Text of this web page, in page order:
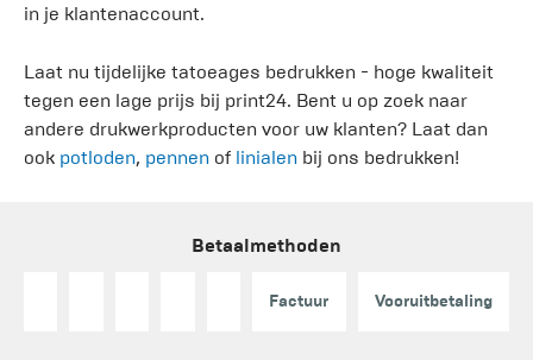
in je klantenaccount.
Laat nu tijdelijke tatoeages bedrukken - hoge kwaliteit
tegen een lage prijs bij print24. Bent u op zoek naar
andere drukwerkproducten voor uw klanten? Laat dan
ook potloden, pennen of linialen bij ons bedrukken!
Betaalmethoden
Factuur Vooruitbetaling